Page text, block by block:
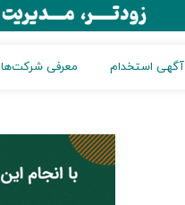
آگهی استخدام معرفی شرکت‌ها